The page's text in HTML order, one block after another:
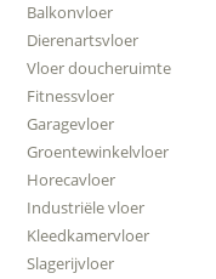
Balkonvloer
Dierenartsvloer
Vloer doucheruimte
Fitnessvloer
Garagevloer
Groentewinkelvloer
Horecavloer
Industriële vloer
Kleedkamervloer
Slagerijvloer